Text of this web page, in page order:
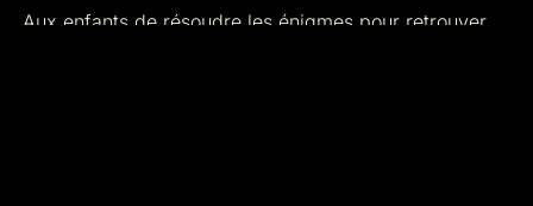
Aux enfants de résoudre les énigmes pour retrouver